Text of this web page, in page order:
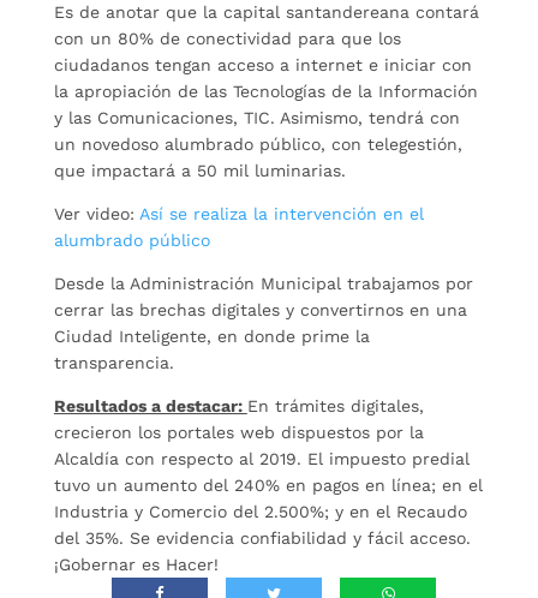
Es de anotar que la capital santandereana contará
con un 80% de conectividad para que los
ciudadanos tengan acceso a internet e iniciar con
la apropiación de las Tecnologías de la Información
y las Comunicaciones, TIC. Asimismo, tendrá con
un novedoso alumbrado público, con telegestión,
que impactará a 50 mil luminarias.
Ver video: Así se realiza la intervención en el
alumbrado público
Desde la Administración Municipal trabajamos por
cerrar las brechas digitales y convertirnos en una
Ciudad Inteligente, en donde prime la
transparencia.
Resultados a destacar: En trámites digitales,
crecieron los portales web dispuestos por la
Alcaldía con respecto al 2019. El impuesto predial
tuvo un aumento del 240% en pagos en línea; en el
Industria y Comercio del 2.500%; y en el Recaudo
del 35%. Se evidencia confiabilidad y fácil acceso.
¡Gobernar es Hacer!